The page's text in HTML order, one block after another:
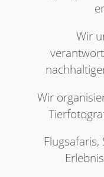
Wir
Wir